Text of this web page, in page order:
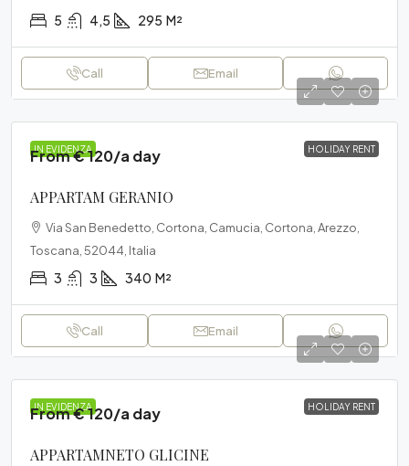
5 4,5 295 M²
Call Email
IN EVIDENZA HOLIDAY RENT
From € 120/a day
APPARTAM GERANIO
Via San Benedetto, Cortona, Camucia, Cortona, Arezzo,
Toscana, 52044, Italia
3 3 340 M²
Call Email
IN EVIDENZA HOLIDAY RENT
From € 120/a day
APPARTAMNETO GLICINE